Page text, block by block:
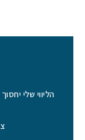
הליווי שלי